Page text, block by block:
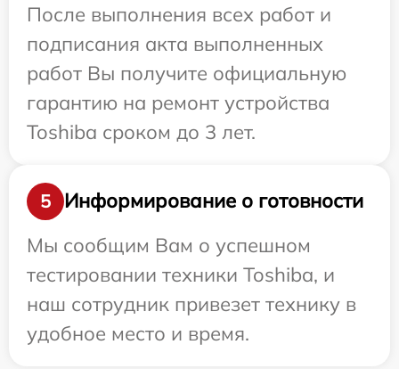
После выполнения всех работ и
подписания акта выполненных
работ Вы получите официальную
гарантию на ремонт устройства
Toshiba сроком до 3 лет.
5
Информирование о готовности
Мы сообщим Вам о успешном
тестировании техники Toshiba, и
наш сотрудник привезет технику в
удобное место и время.